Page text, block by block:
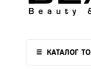
КАТАЛОГ